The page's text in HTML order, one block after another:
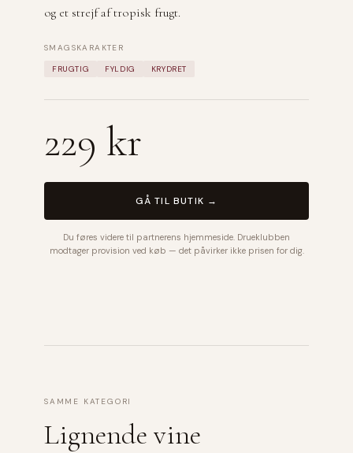
og et strejf af tropisk frugt.
SMAGSKARAKTER
FRUGTIG FYLDIG KRYDRET
229 kr
GÅ TIL BUTIK →
Du føres videre til partnerens hjemmeside. Drueklubben
modtager provision ved køb — det påvirker ikke prisen for dig.
SAMME KATEGORI
Lignende vine